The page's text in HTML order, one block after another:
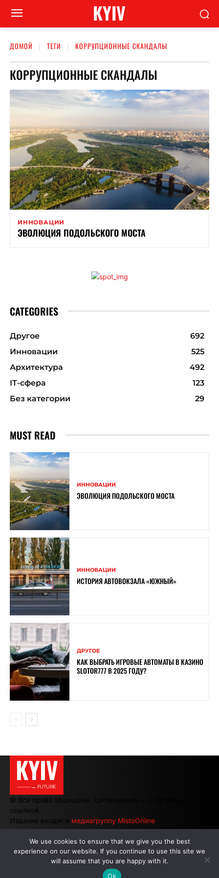
KYIV
ДОМОЙ ТЕГИ КОРРУПЦИОННЫЕ СКАНДАЛЫ
КОРРУПЦИОННЫЕ СКАНДАЛЫ
ИННОВАЦИИ
ЭВОЛЮЦИЯ ПОДОЛЬСКОГО МОСТА
CATEGORIES
Другое
692
Инновации
525
Архитектура
492
ІТ-сфера
123
Без категории
29
MUST READ
ИННОВАЦИИ
ЭВОЛЮЦИЯ ПОДОЛЬСКОГО МОСТА
ИННОВАЦИИ
ИСТОРИЯ АВТОВОКЗАЛА «ЮЖНЫЙ»
ДРУГОЕ
КАК ВЫБРАТЬ ИГРОВЫЕ АВТОМАТЫ В КАЗИНО
SLOTOR777 В 2025 ГОДУ?
KYIV
———→ FUTURE
© Все права защищены. Цитирование — с активной
ссылкой.
Издание входит в медиагруппу MistoOnline
АВТОРЫ | РЕКЛАМА НА САЙТЕ
We use cookies to ensure that we give you the best
experience on our website. If you continue to use this site we
will assume that you are happy with it.
Ok